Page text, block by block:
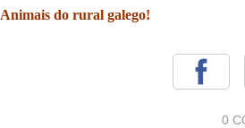
Animais do rural galego!
0